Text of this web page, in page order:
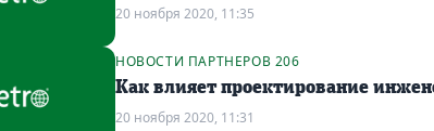
20 ноября 2020, 11:35
НОВОСТИ ПАРТНЕРОВ 206
Как влияет проектирование
20 ноября 2020, 11:31